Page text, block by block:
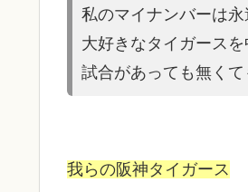
私のマイナンバーは永
大好きなタイガース
試合があって も無く
我らの阪神タイガース